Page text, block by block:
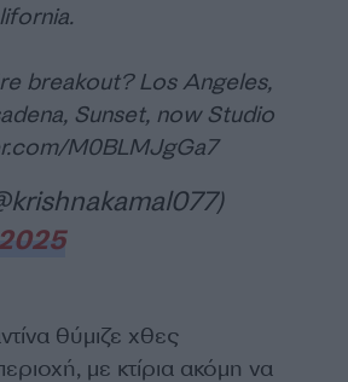
breakout? Los Angeles,
Sunset, now Studio
M0BLMJgGa7
θύμιζε χθες
με κτίρια ακόμη να